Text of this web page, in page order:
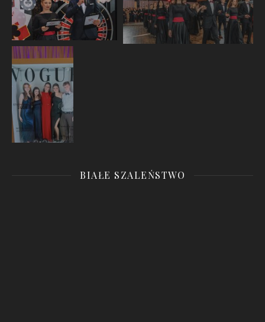
BIAŁE SZALEŃSTWO